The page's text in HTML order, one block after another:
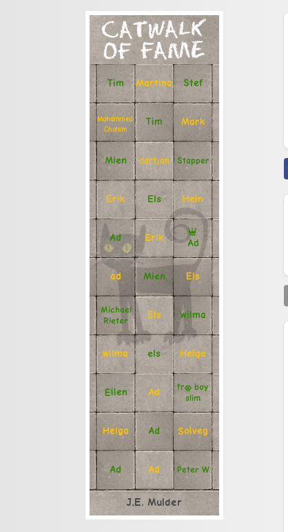
CATWALK
OF FAME
Tim Martina Stef
Mohammed
Chahim
Tim Mark
Mien dartjan Stapper
Erik Els Hein
Ad Erik
Ad
ad Mien Els
Michael
Rieter
Els wilma
wilma els Helga
Ellen Ad fr@ boy
slim
Helga Ad Solveg
Ad Ad Peter W
J.E. Mulder